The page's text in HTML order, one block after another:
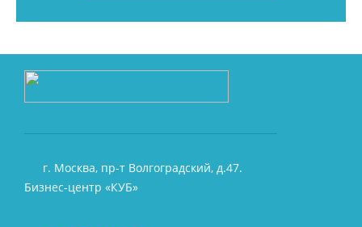
г. Москва, пр-т Волгоградский, д.47.
Бизнес-центр «КУБ»